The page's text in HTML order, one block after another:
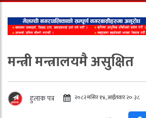
मन्त्री मन्त्रालयमै असुक्षित
हुलाक पत्र २०८२ मंसिर १४, आईतवार २०:३८